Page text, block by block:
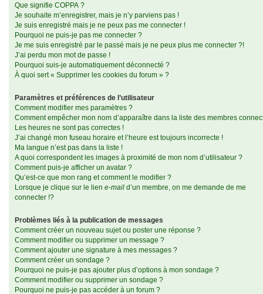
Que signifie COPPA ?
Je souhaite m’enregistrer, mais je n’y parviens pas !
Je suis enregistré mais je ne peux pas me connecter !
Pourquoi ne puis-je pas me connecter ?
Je me suis enregistré par le passé mais je ne peux plus me connecter ?!
J’ai perdu mon mot de passe !
Pourquoi suis-je automatiquement déconnecté ?
À quoi sert « Supprimer les cookies du forum » ?
Paramètres et préférences de l’utilisateur
Comment modifier mes paramètres ?
Comment empêcher mon nom d’apparaître dans la liste des membres
Les heures ne sont pas correctes !
J’ai changé mon fuseau horaire et l’heure est toujours incorrecte !
Ma langue n’est pas dans la liste !
A quoi correspondent les images à proximité de mon nom d’utilisateur ?
Comment puis-je afficher un avatar ?
Qu’est-ce que mon rang et comment le modifier ?
Lorsque je clique sur le lien e-mail d’un membre, on me demande de me
connecter !?
Problèmes liés à la publication de messages
Comment créer un nouveau sujet ou poster une réponse ?
Comment modifier ou supprimer un message ?
Comment ajouter une signature à mes messages ?
Comment créer un sondage ?
Pourquoi ne puis-je pas ajouter plus d’options à mon sondage ?
Comment modifier ou supprimer un sondage ?
Pourquoi ne puis-je pas accéder à un forum ?